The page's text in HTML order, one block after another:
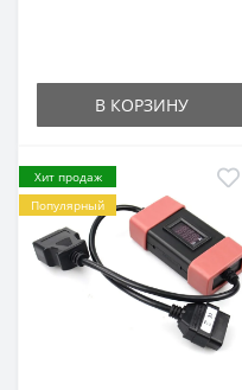
В КОРЗИНУ
Хит продаж
Популярный